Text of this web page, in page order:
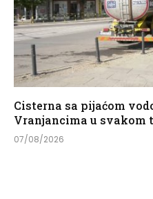
Cisterna sa pijaćom
Vranjancima u svakom
07/08/2026